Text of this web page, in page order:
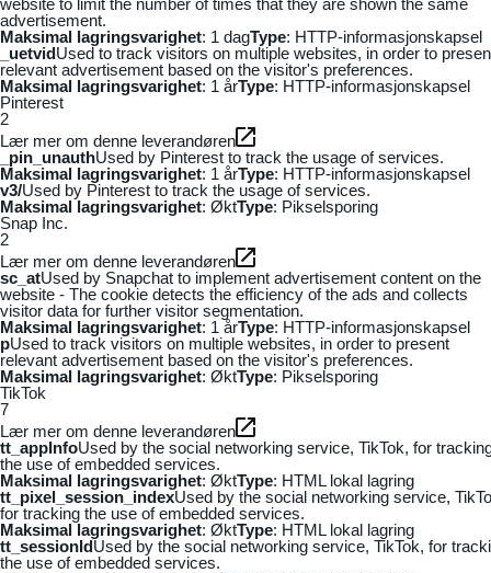
advertisement.
Maksimal lagringsvarighet: 1 dagType: HTTP-informasjonskapsel
_uetvidUsed to track visitors on multiple websites, in order to
relevant advertisement based on the visitor's preferences.
Maksimal lagringsvarighet: 1 årType: HTTP-informasjonskapsel
Pinterest
2
Lær mer om denne leverandøren
_pin_unauthUsed by Pinterest to track the usage of services.
Maksimal lagringsvarighet: 1 årType: HTTP-informasjonskapsel
v3/Used by Pinterest to track the usage of services.
Maksimal lagringsvarighet: ØktType: Pikselsporing
Snap Inc.
2
Lær mer om denne leverandøren
sc_atUsed by Snapchat to implement advertisement content on the
website - The cookie detects the efficiency of the ads and collects
visitor data for further visitor segmentation.
Maksimal lagringsvarighet: 1 årType: HTTP-informasjonskapsel
pUsed to track visitors on multiple websites, in order to present
relevant advertisement based on the visitor's preferences.
Maksimal lagringsvarighet: ØktType: Pikselsporing
TikTok
7
Lær mer om denne leverandøren
tt_appInfoUsed by the social networking service, TikTok, for
the use of embedded services.
Maksimal lagringsvarighet: ØktType: HTML lokal lagring
tt_pixel_session_indexUsed by the social networking service,
for tracking the use of embedded services.
Maksimal lagringsvarighet: ØktType: HTML lokal lagring
tt_sessionIdUsed by the social networking service, TikTok, for
the use of embedded services.